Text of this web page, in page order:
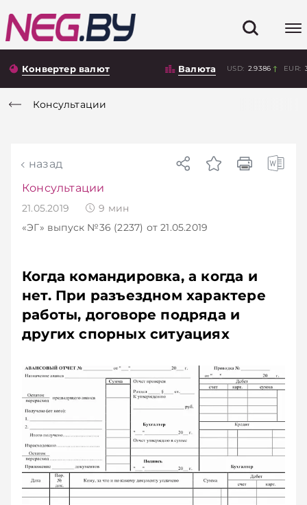
Конвертер валют Валюта USD: 2.9386 EUR:
Консультации
назад
Консультации
21.05.2019 9 мин
«ЭГ» выпуск №36 (2237) от 21.05.2019
Когда командировка, а когда и
нет. При разъездном характере
работы, договоре подряда и
других спорных ситуациях